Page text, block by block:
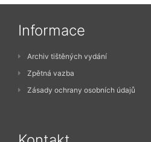
Informace
Archiv tištěných vydání
Zpětná vazba
Zásady ochrany osobních údajů